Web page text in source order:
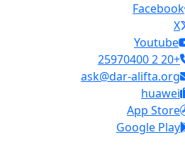
Facebook
X
Youtube
+20 2 25970400
ask@dar-alifta.org
huawei
App Store
Google Play